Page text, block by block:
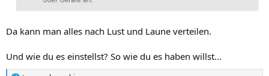
Da kann man alles nach Lust und Laune verteilen.
Und wie du es einstellst? So wie du es haben willst...